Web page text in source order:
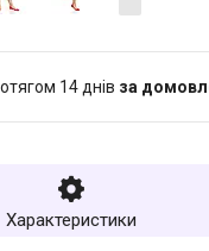
14 днів за
Характеристики